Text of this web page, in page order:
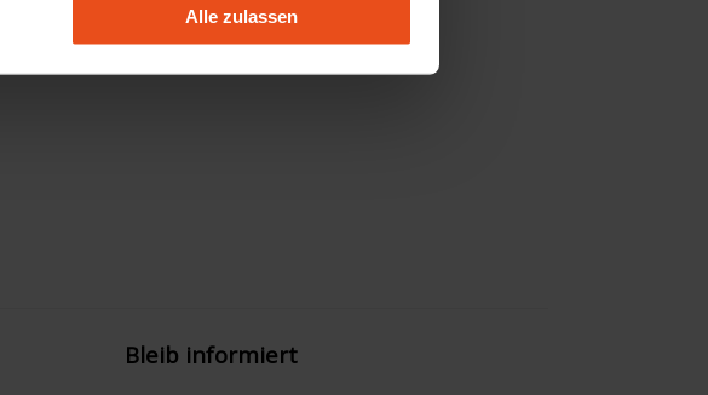
Alle zulassen
Bleib informiert